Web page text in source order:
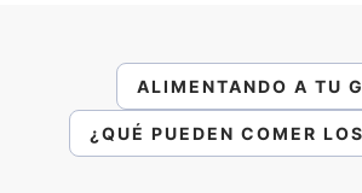
ALIMENTANDO A TU
¿QUÉ PUEDEN COMER